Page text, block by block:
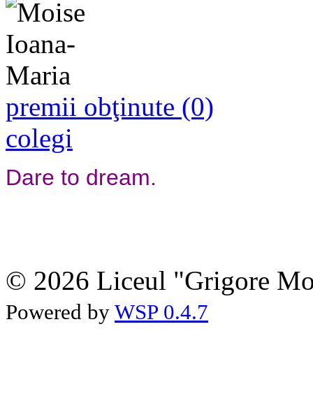
premii obţinute (0)
colegi
Dare to dream.
© 2026 Liceul "Grigore
Powered by WSP 0.4.7